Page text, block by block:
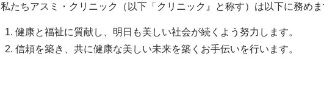
私たちアスミ・クリニック（以下「クリニック』と称す）は以下に務めま
健康と福祉に質献し、明日も美しい社会が続くよう努力します。
信頼を築き、共に健康な美しい未来を築くお手伝いを行います。